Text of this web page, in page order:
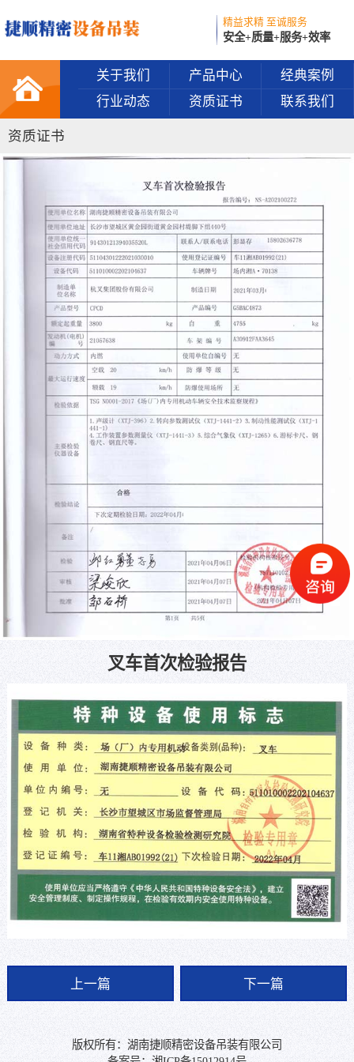
精益求精 至诚服务
安全+质量+服务+效率
关于我们 产品中心
经典案例
行业动态
资质证书 联系我们
资质证书
叉车首次检验报告
上一篇 下一篇
版权所有：湖南捷顺精密设备吊装有限公司